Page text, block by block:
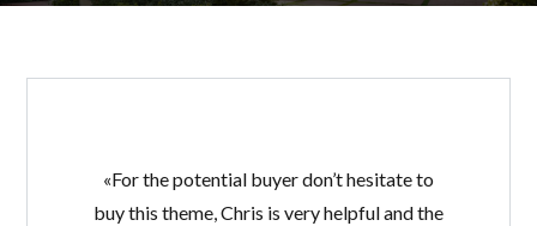
«For the potential buyer don’t hesitate to
buy this theme, Chris is very helpful and the